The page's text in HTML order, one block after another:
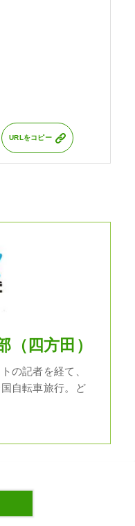
URLをコピー
（四方田）
の記者を経て、
自転車旅行。ど